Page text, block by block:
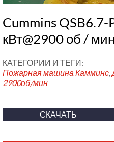
Cummins
кВт@2900 об / мин
КАТЕГОРИИ И ТЕГИ:
Пожарная машина Камминс
2900об/мин
СКАЧАТЬ